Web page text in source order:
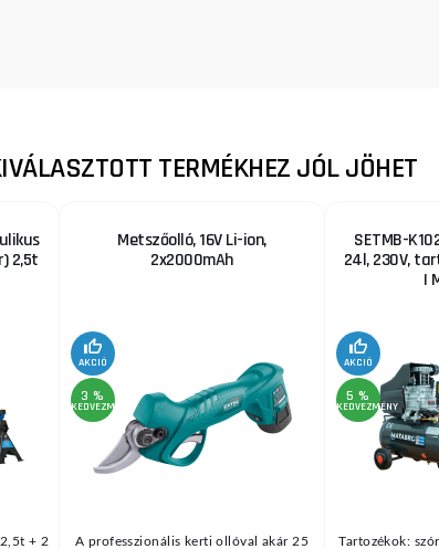
TERMÉKHEZ JÓL JÖHET
2,5t
+ 2
Metszőolló, 16V Li-ion,
2x2000mAh
AKCIÓ
3 %
KEDVEZMÉNY
A professzionális kerti ollóval akár 25
SETMB-
24l, 230V,
|
AKCIÓ
5 %
KEDVEZMÉNY
Tartozékok: